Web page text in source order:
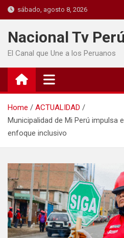
sábado, agosto 8, 2026
Nacional Tv Perú
El Canal que Une a los Peruanos
Home
ACTUALIDAD
Municipalidad de Mi Perú impulsa
enfoque inclusivo